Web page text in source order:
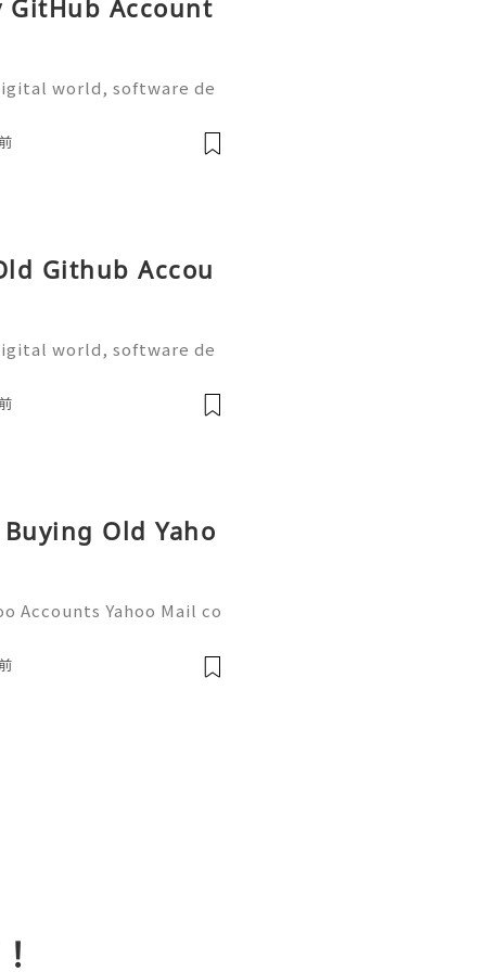
GitHub Account
world, software de
most widely used plat
Github Accou
world, software de
most widely used plat
Old Yaho
Accounts Yahoo Mail co
and online a